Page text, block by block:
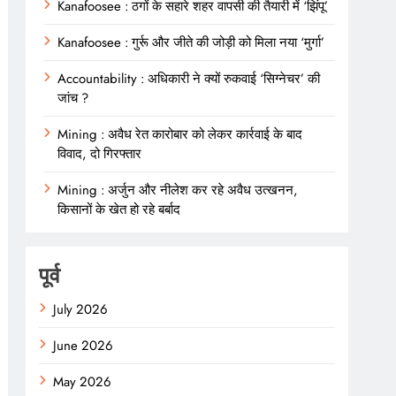
Kanafoosee : ठगों के सहारे शहर वापसी की तैयारी में ‘झिंपू’
Kanafoosee : गुर्रू और जीते की जोड़ी को मिला नया ‘मुर्गा’
Accountability : अधिकारी ने क्यों रुकवाई ‘सिग्नेचर’ की
जांच ?
Mining : अवैध रेत कारोबार को लेकर कार्रवाई के बाद
विवाद, दो गिरफ्तार
Mining : अर्जुन और नीलेश कर रहे अवैध उत्खनन,
किसानों के खेत हो रहे बर्बाद
पूर्व
July 2026
June 2026
May 2026